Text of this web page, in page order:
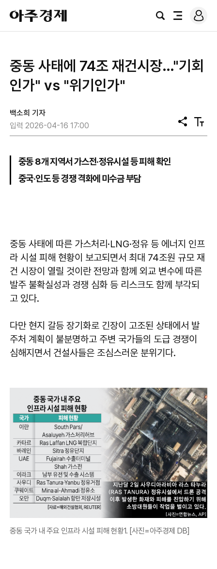
아
주
경
검
전
로
그
중동 사태에 74조 재건시장…"기회
인가" vs "위기인가"
백소희 기자
입력 2026-04-16 17:00
공
유
텍
스
중동 8개 지역서 가스전·정유시설 등 피해 확인
중국·인도 등 경쟁 격화에 미수금 부담
중동 사태에 따른 가스처리·LNG·정유 등 에너지 인프
라 시설 피해 현황이 보고되면서 최대 74조원 규모 재
건 시장이 열릴 것이란 전망과 함께 외교 변수에 따른
발주 불확실성과 경쟁 심화 등 리스크도 함께 부각되
고 있다.
다만 현지 갈등 장기화로 긴장이 고조된 상태에서 발
주처 계획이 불분명하고 주변 국가들의 도급 경쟁이
심해지면서 건설사들은 조심스러운 분위기다.
중동 국가 내 주요 인프라 시설 피해 현황1. [사진=아주경제 DB]